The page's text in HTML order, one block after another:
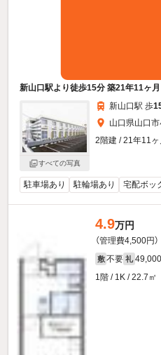
新山口駅より徒歩15分 築21年11ヶ
すべての写真
新山口駅 歩
山口県山口
2階建 / 21年11
駐車場あり 駐輪場あり 宅配ボッ
4.9万円
（管理費4,500円）
敷 不要 礼
1階 / 1K / 22.7㎡